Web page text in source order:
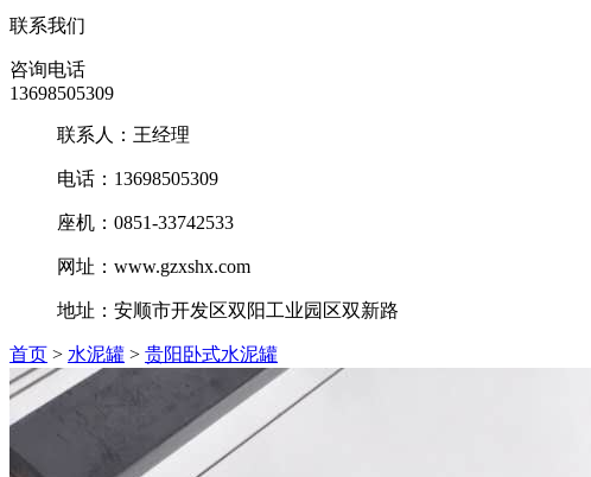
联系我们
咨询电话
13698505309
联系人：王经理
电话：13698505309
座机：0851-33742533
网址：www.gzxshx.com
地址：安顺市开发区双阳工业园区双新路
首页 > 水泥罐 > 贵阳卧式水泥罐